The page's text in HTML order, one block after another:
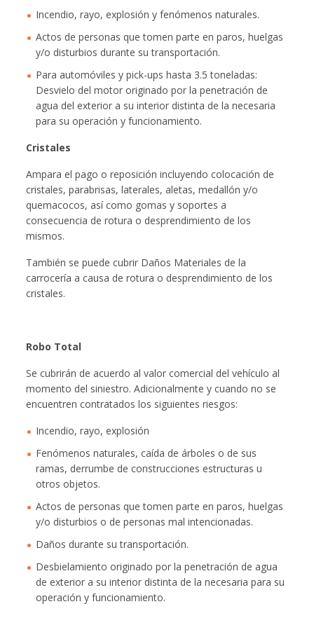
Incendio, rayo, explosión y fenómenos naturales.
Actos de personas que tomen parte en paros, huelgas
y/o disturbios durante su transportación.
Para automóviles y pick-ups hasta 3.5 toneladas:
Desvielo del motor originado por la penetración de
agua del exterior a su interior distinta de la necesaria
para su operación y funcionamiento.
Cristales
Ampara el pago o reposición incluyendo colocación de
cristales, parabrisas, laterales, aletas, medallón y/o
quemacocos, así como gomas y soportes a
consecuencia de rotura o desprendimiento de los
mismos.
También se puede cubrir Daños Materiales de la
carrocería a causa de rotura o desprendimiento de los
cristales.
Robo Total
Se cubrirán de acuerdo al valor comercial del vehículo al
momento del siniestro. Adicionalmente y cuando no se
encuentren contratados los siguientes riesgos:
Incendio, rayo, explosión
Fenómenos naturales, caída de árboles o de sus
ramas, derrumbe de construcciones estructuras u
otros objetos.
Actos de personas que tomen parte en paros, huelgas
y/o disturbios o de personas mal intencionadas.
Daños durante su transportación.
Desbielamiento originado por la penetración de agua
de exterior a su interior distinta de la necesaria para su
operación y funcionamiento.